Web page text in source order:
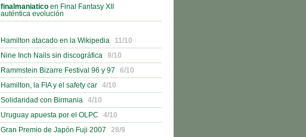
finalmaniatico en Final Fantasy XII
auténtica evolución
Hamilton atacado en la Wikipedia
11/10
Nine Inch Nails sin discográfica
9/10
Rammstein Bizarre Festival 96 y 97
6/10
Hamilton, la FIA y el safety car
4/10
Solidaridad con Birmania
4/10
Uruguay apuesta por el OLPC
4/10
Gran Premio de Japón Fuji 2007
28/9